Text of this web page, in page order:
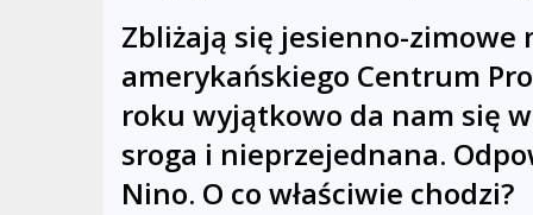
Zbliżają się jesienno-
amerykańskiego Centrum
roku wyjątkowo da nam się
sroga i nieprzejednana.
Nino. O co właściwie chodzi?